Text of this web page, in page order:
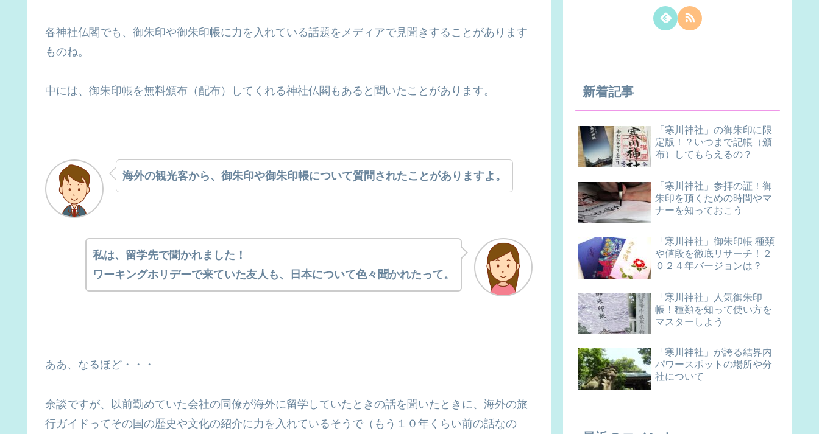
各神社仏閣でも、御朱印や御朱印帳に力を入れている話題をメディアで見聞きすることがあります
ものね。
中には、御朱印帳を無料頒布（配布）してくれる神社仏閣もあると聞いたことがあります。
海外の観光客から、御朱印や御朱印帳について質問されたことがありますよ。
私は、留学先で聞かれました！
ワーキングホリデーで来ていた友人も、日本について色々聞かれたって。
ああ、なるほど・・・
余談ですが、以前勤めていた会社の同僚が海外に留学していたときの話を聞いたときに、海外の旅
行ガイドってその国の歴史や文化の紹介に力を入れているそうで（もう１０年くらい前の話なの
新着記事
「寒川神社」の御朱印に限
定版！？いつまで記帳（頒
布）してもらえるの？
「寒川神社」参拝の証！御
朱印を頂くための時間やマ
ナーを知っておこう
「寒川神社」御朱印帳 種類
や値段を徹底リサーチ！２
０２４年バージョンは？
「寒川神社」人気御朱印
帳！種類を知って使い方を
マスターしよう
「寒川神社」が誇る結界内
パワースポットの場所や分
社について